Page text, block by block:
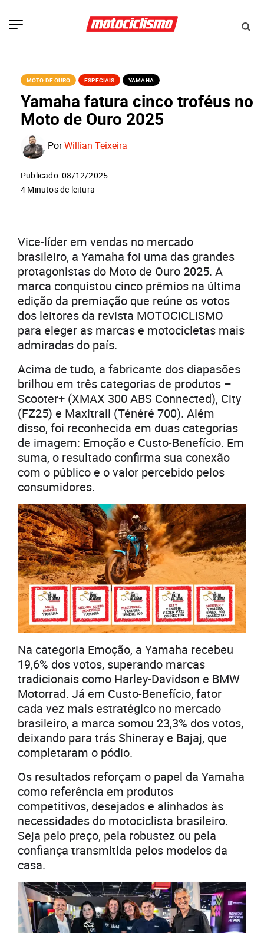
MOTO DE OURO ESPECIAIS YAMAHA
Yamaha fatura cinco troféus no
Moto de Ouro 2025
PorWillian Teixeira
Publicado: 08/12/2025
4 Minutos de leitura
Vice-líder em vendas no mercado
brasileiro, a Yamaha foi uma das grandes
protagonistas do Moto de Ouro 2025. A
marca conquistou cinco prêmios na última
edição da premiação que reúne os votos
dos leitores da revista MOTOCICLISMO
para eleger as marcas e motocicletas mais
admiradas do país.
Acima de tudo, a fabricante dos diapasões
brilhou em três categorias de produtos –
Scooter+ (XMAX 300 ABS Connected), City
(FZ25) e Maxitrail (Ténéré 700). Além
disso, foi reconhecida em duas categorias
de imagem: Emoção e Custo-Benefício. Em
suma, o resultado confirma sua conexão
com o público e o valor percebido pelos
consumidores.
Na categoria Emoção, a Yamaha recebeu
19,6% dos votos, superando marcas
tradicionais como Harley-Davidson e BMW
Motorrad. Já em Custo-Benefício, fator
cada vez mais estratégico no mercado
brasileiro, a marca somou 23,3% dos votos,
deixando para trás Shineray e Bajaj, que
completaram o pódio.
Os resultados reforçam o papel da Yamaha
como referência em produtos
competitivos, desejados e alinhados às
necessidades do motociclista brasileiro.
Seja pelo preço, pela robustez ou pela
confiança transmitida pelos modelos da
casa.